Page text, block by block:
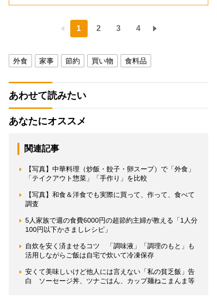
1 2 3 4
外食 家事 節約 買い物 食料品
あわせて読みたい
あなたにオススメ
関連記事
【写真】中華料理（炒飯・餃子・卵スープ）で「外食」
「テイクアウト惣菜」「手作り」を比較
【写真】和食＆洋食でも実際に買って、作って、食べて
調査
5人家族で週の食費6000円の超節約主婦が教える「1人分
100円以下かさましレシピ」
自炊を安く済ませるコツ 「調味液」「調理のもと」も
活用しながらご飯は自宅で炊いて冷凍保存
安くて美味しいけど他人には言えない「私の貧乏飯」告
白 ソーセージ丼、ツナごはん、カップ麺ねこまんま等